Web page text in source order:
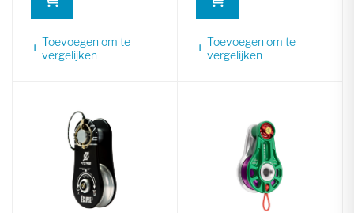
Toevoegen om te
vergelijken
Toevoegen om te
vergelijken